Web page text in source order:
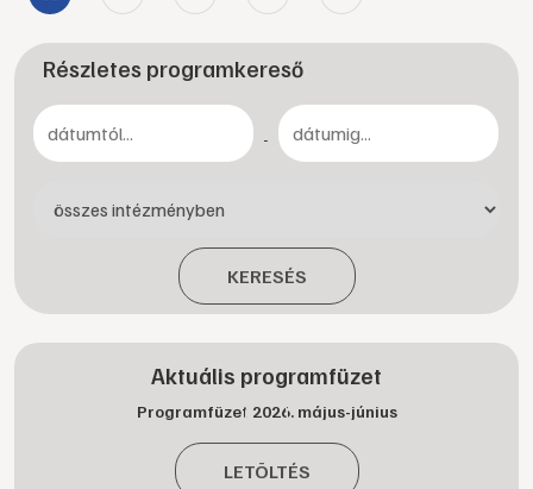
Részletes programkereső
-
KERESÉS
Aktuális programfüzet
Programfüzet 2026. május-június
LETÖLTÉS